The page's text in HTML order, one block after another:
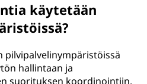
käytetään
pilvipalvelinympäristöissä
hallintaan ja
suorituksen koordinointiin.